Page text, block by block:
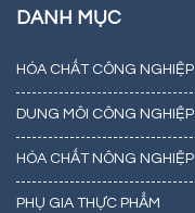
DANH MỤC
HÓA CHẤT CÔNG NGHIỆP
DUNG MÔI CÔNG NGHIỆP
HÓA CHẤT NÔNG NGHIỆP
PHỤ GIA THỰC PHẨM